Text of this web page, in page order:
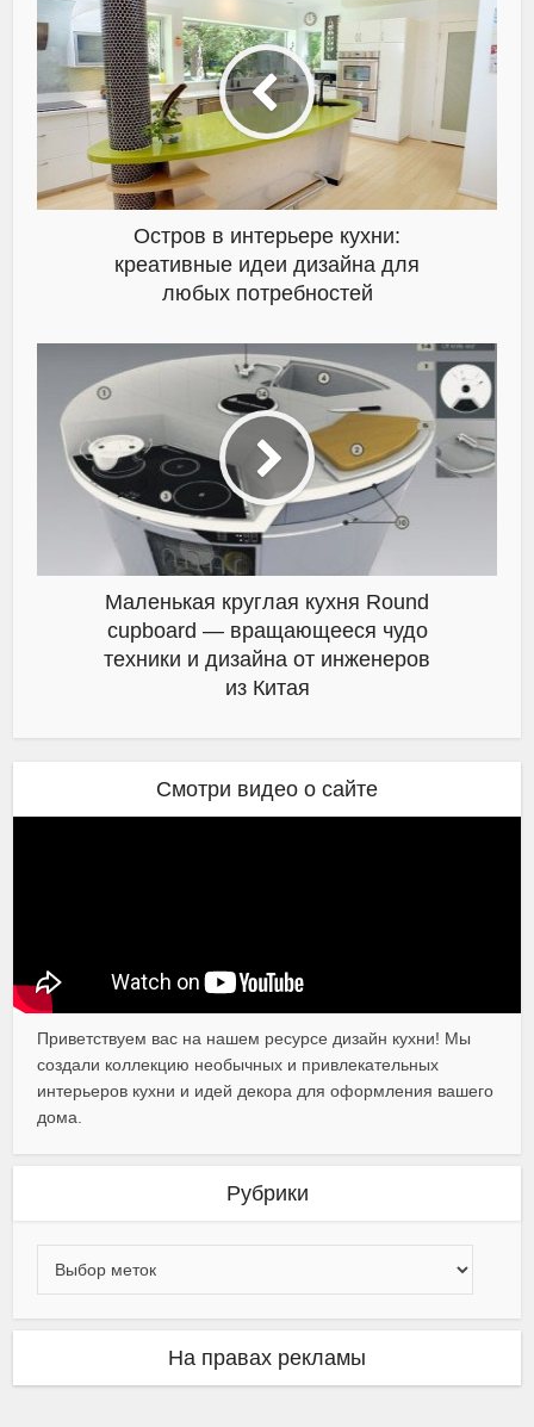
Остров в интерьере кухни:
креативные идеи дизайна для
любых потребностей
Маленькая круглая кухня Round
cupboard — вращающееся чудо
техники и дизайна от инженеров
из Китая
Смотри видео о сайте
Приветствуем вас на нашем ресурсе дизайн кухни! Мы
создали коллекцию необычных и привлекательных
интерьеров кухни и идей декора для оформления вашего
дома.
Рубрики
На правах рекламы